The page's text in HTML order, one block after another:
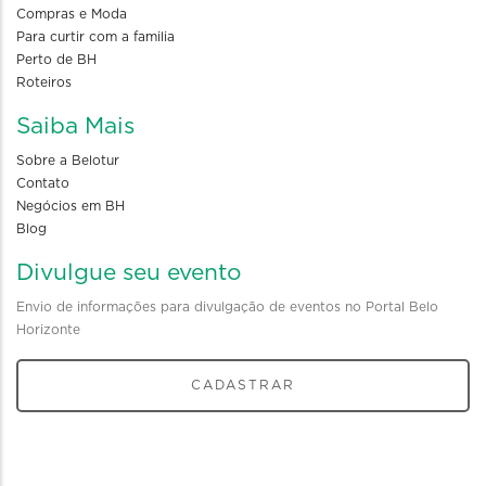
Compras e Moda
Para curtir com a familia
Perto de BH
Roteiros
Saiba Mais
Sobre a Belotur
Contato
Negócios em BH
Blog
Divulgue seu evento
Envio de informações para divulgação de eventos no Portal Belo
Horizonte
CADASTRAR